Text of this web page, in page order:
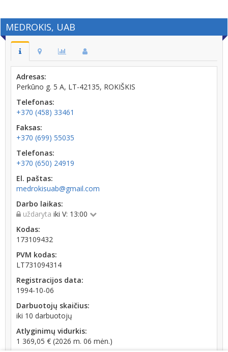
MEDROKIS, UAB
Adresas:
Perkūno g. 5 A, LT-42135, ROKIŠKIS
Telefonas:
+370 (458) 33461
Faksas:
+370 (699) 55035
Telefonas:
+370 (650) 24919
El. paštas:
medrokisuab@gmail.com
Darbo laikas:
uždaryta iki V: 13:00
Kodas:
173109432
PVM kodas:
LT731094314
Registracijos data:
1994-10-06
Darbuotojų skaičius:
iki 10 darbuotojų
Atlyginimų vidurkis:
1 369,05 € (2026 m. 06 mėn.)